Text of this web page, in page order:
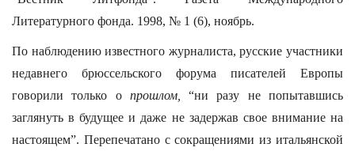
Литературного фонда. 1998, № 1 (6), ноябрь.
По наблюдению известного журналиста, русские участники
недавнего брюссельского форума писателей Европы
говорили только о прошлом,
“ни разу не попытавшись
заглянуть в будущее и даже не задержав свое внимание на
настоящем”. Перепечатано с сокращениями из итальянской